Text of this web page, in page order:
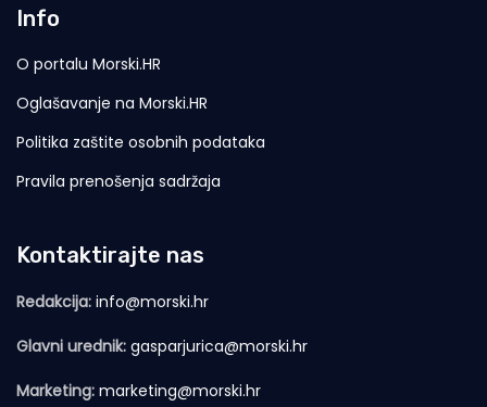
Info
O portalu Morski.HR
Oglašavanje na Morski.HR
Politika zaštite osobnih podataka
Pravila prenošenja sadržaja
Kontaktirajte nas
Redakcija: info@morski.hr
Glavni urednik: gasparjurica@morski.hr
Marketing: marketing@morski.hr